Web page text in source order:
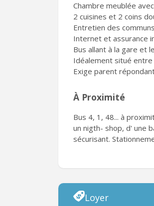
Chambre meublée
2 cuisines et 2 coins
Entretien des
Internet et assurance
Bus allant à la gare et
Idéalement situé
Exige parent
À Proximité
Bus 4, 1, 48... à
un nigth- shop, d' une
sécurisant.
Loyer